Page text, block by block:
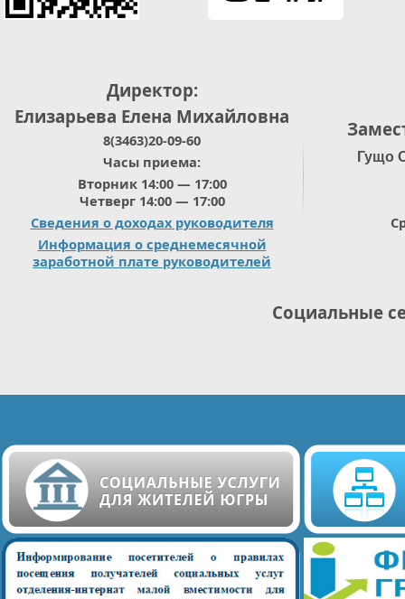
Директор:
Елизарьева Елена Михайловна
8(3463)20-09-60
Часы приема:
Вторник 14:00 — 17:00
Четверг 14:00 — 17:00
Сведения о доходах руководителя
Информация о среднемесячной
заработной плате руководителей
Гущо
Социальные